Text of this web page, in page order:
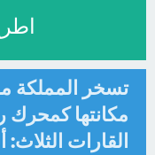
تسخر المملكة
مكانتها كمحرك
القارات الثلاث: